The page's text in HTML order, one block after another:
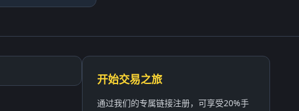
开始交易之旅
通过我们的专属链接注册，可享受20%手